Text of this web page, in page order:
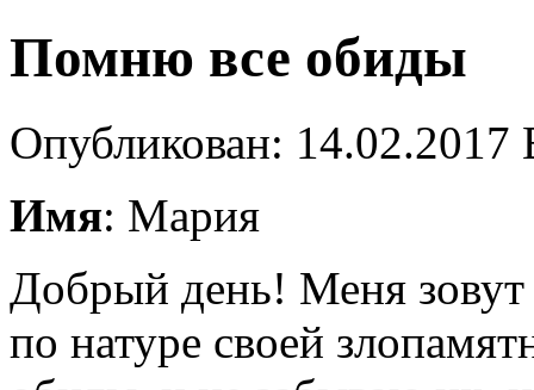
Помню все обиды
Опубликован:
Имя: Мария
Добрый день! Меня
по натуре своей